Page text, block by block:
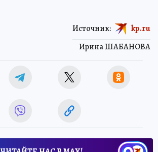
Ирина ШАБАНОВА
Источник: kp.ru